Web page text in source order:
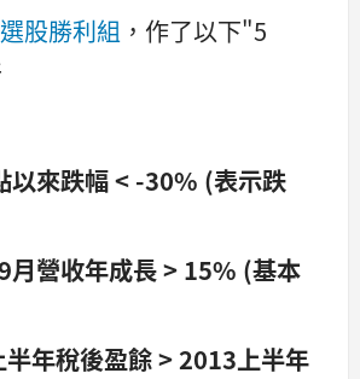
選股勝利組 ，作了以下"5
以來跌幅 < -30% (表示跌
月營收年成長 > 15% (基本
年稅後盈餘 > 2013上半年